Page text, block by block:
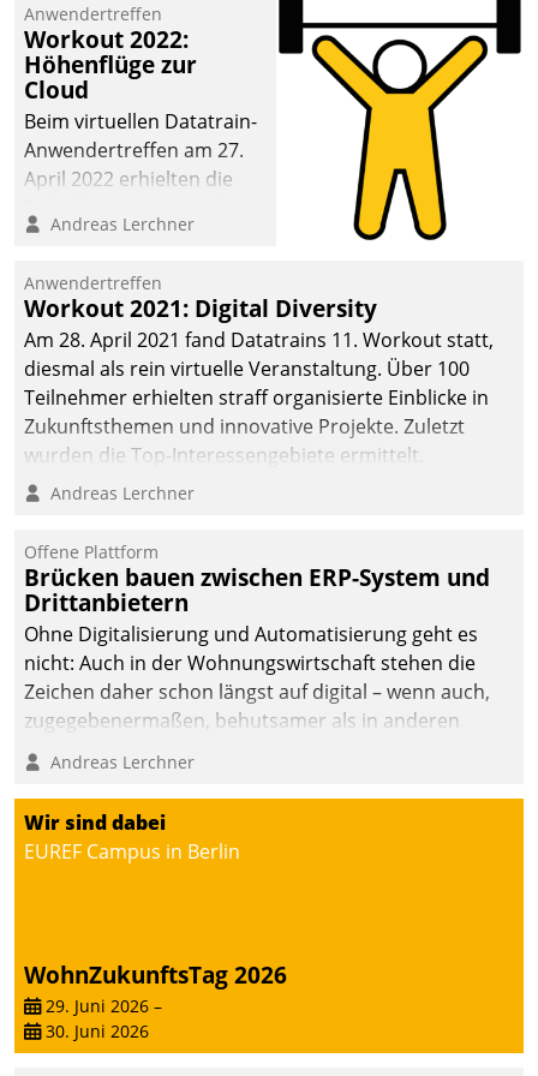
Anwendertreffen
Workout 2022:
Höhenflüge zur
Cloud
Beim virtuellen Datatrain-
Anwendertreffen am 27.
April 2022 erhielten die
Teilnehmer kurzweilige
Cloud-Strategien und -
Lösungen mit hohem
Zukunftspotenzial.
Andreas Lerchner
Anwendertreffen
Workout 2021: Digital Diversity
Am 28. April 2021 fand Datatrains 11. Workout statt,
diesmal als rein virtuelle Veranstaltung. Über 100
Teilnehmer erhielten straff organisierte Einblicke in
Zukunftsthemen und innovative Projekte. Zuletzt
wurden die Top-Interessengebiete ermittelt.
Andreas Lerchner
Offene Plattform
Brücken bauen zwischen ERP-System und
Drittanbietern
Ohne Digitalisierung und Automatisierung geht es
nicht: Auch in der Wohnungswirtschaft stehen die
Zeichen daher schon längst auf digital – wenn auch,
zugegebenermaßen, behutsamer als in anderen
Branchen.
Andreas Lerchner
Wir sind dabei
EUREF Campus in Berlin
WohnZukunftsTag 2026
29. Juni 2026 –
30. Juni 2026